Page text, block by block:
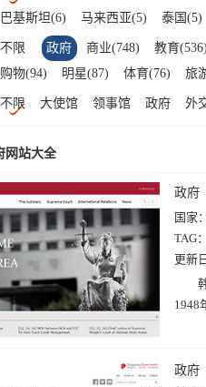
巴基斯坦(6)
马来西亚(5) 泰国(5)
斯里兰卡(4)
东帝汶(3) 孟加拉国
阿塞拜疆(3)
越南(3) 伊朗(3) 蒙
约旦(2)
文莱(2) 也门(2) 叙利亚
卡塔尔(2)
不限 政府 商业(748) 教育(536)
购物(94)
明星(87) 体育(76) 旅
汽车(42)
区块链(41) 其他(39)
博客(11)
不限 大使馆 领事馆 政府 外
绿卡
部
菲律宾
政党
网站大全
政府
国家：
TAG：
更新
1948
政府